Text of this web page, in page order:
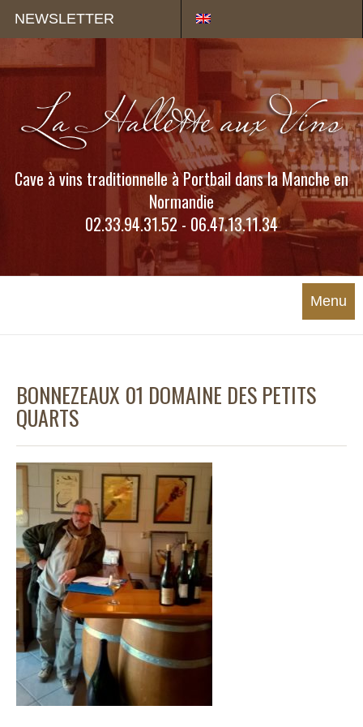
NEWSLETTER
Cave à vins traditionnelle à Portbail dans la Manche en
Normandie
02.33.94.31.52 - 06.47.13.11.34
Menu
BONNEZEAUX 01 DOMAINE DES PETITS
QUARTS
Panneau de gestion des cookies